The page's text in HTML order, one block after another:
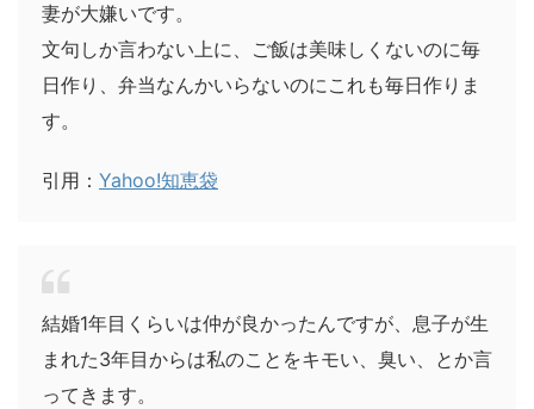
妻が大嫌いです。
文句しか言わない上に、ご飯は美味しくないのに毎
日作り、弁当なんかいらないのにこれも毎日作りま
す。
引用： Yahoo!知恵袋
結婚1年目くらいは仲が良かったんですが、息子が生
まれた3年目からは私のことをキモい、臭い、とか言
ってきます。